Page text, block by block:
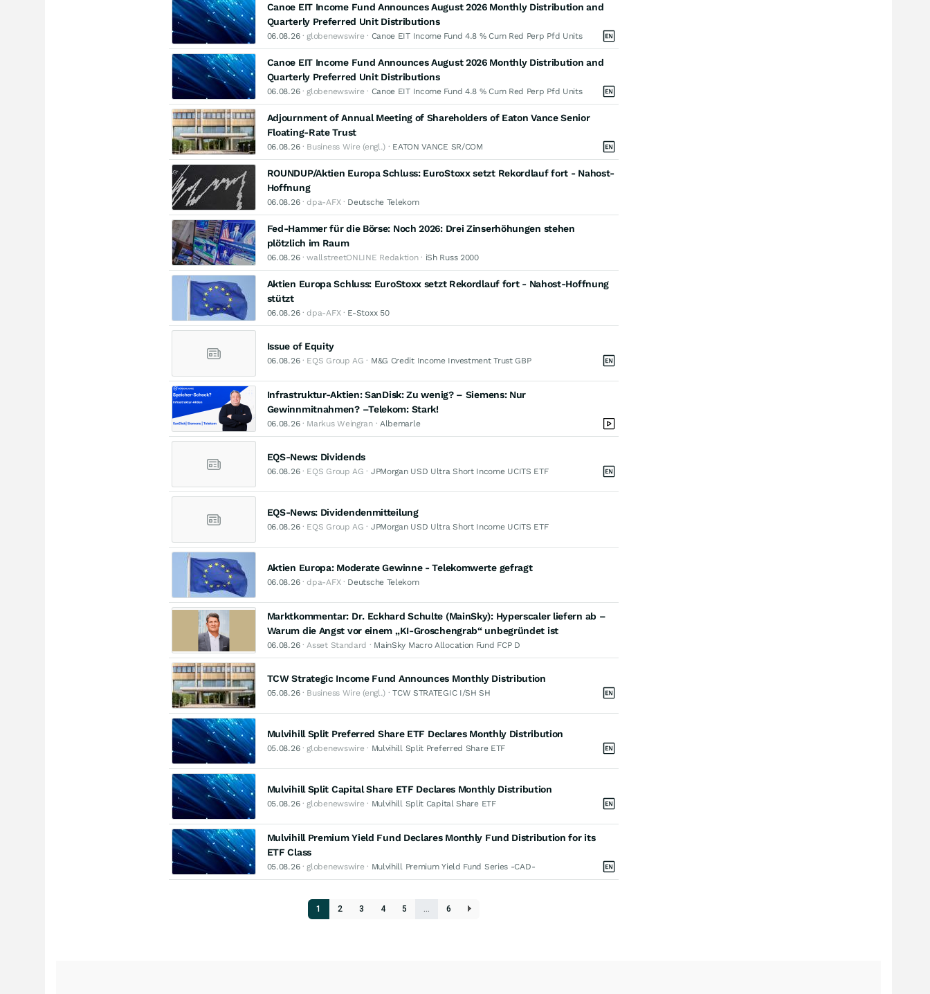
Canoe EIT Income Fund Announces August 2026 Monthly Distribution and
Quarterly Preferred Unit Distributions
06.08.26· globenewswire · Canoe EIT Income Fund 4.8 % Cum Red Perp Pfd Units
Canoe EIT Income Fund Announces August 2026 Monthly Distribution and
Quarterly Preferred Unit Distributions
06.08.26· globenewswire · Canoe EIT Income Fund 4.8 % Cum Red Perp Pfd Units
Adjournment of Annual Meeting of Shareholders of Eaton Vance Senior
Floating-Rate Trust
06.08.26· Business Wire (engl.) · EATON VANCE SR/COM
ROUNDUP/Aktien Europa Schluss: EuroStoxx setzt Rekordlauf fort - Nahost-
Hoffnung
06.08.26· dpa-AFX · Deutsche Telekom
Fed-Hammer für die Börse: Noch 2026: Drei Zinserhöhungen stehen
plötzlich im Raum
06.08.26· wallstreetONLINE Redaktion · iSh Russ 2000
Aktien Europa Schluss: EuroStoxx setzt Rekordlauf fort - Nahost-Hoffnung
stützt
06.08.26· dpa-AFX · E-Stoxx 50
Issue of Equity
06.08.26· EQS Group AG · M&G Credit Income Investment Trust GBP
Infrastruktur-Aktien: SanDisk: Zu wenig? – Siemens: Nur
Gewinnmitnahmen? –Telekom: Stark!
06.08.26· Markus Weingran · Albemarle
EQS-News: Dividends
06.08.26· EQS Group AG · JPMorgan USD Ultra Short Income UCITS ETF
EQS-News: Dividendenmitteilung
06.08.26· EQS Group AG · JPMorgan USD Ultra Short Income UCITS ETF
Aktien Europa: Moderate Gewinne - Telekomwerte gefragt
06.08.26· dpa-AFX · Deutsche Telekom
Marktkommentar: Dr. Eckhard Schulte (MainSky): Hyperscaler liefern ab –
Warum die Angst vor einem „KI-Groschengrab“ unbegründet ist
06.08.26· Asset Standard · MainSky Macro Allocation Fund FCP D
TCW Strategic Income Fund Announces Monthly Distribution
05.08.26· Business Wire (engl.) ·TCW STRATEGIC I/SH SH
Mulvihill Split Preferred Share ETF Declares Monthly Distribution
05.08.26· globenewswire · Mulvihill Split Preferred Share ETF
Mulvihill Split Capital Share ETF Declares Monthly Distribution
05.08.26· globenewswire · Mulvihill Split Capital Share ETF
Mulvihill Premium Yield Fund Declares Monthly Fund Distribution for its
ETF Class
05.08.26· globenewswire · Mulvihill Premium Yield Fund Series -CAD-
1 2 3 4 5 … 6